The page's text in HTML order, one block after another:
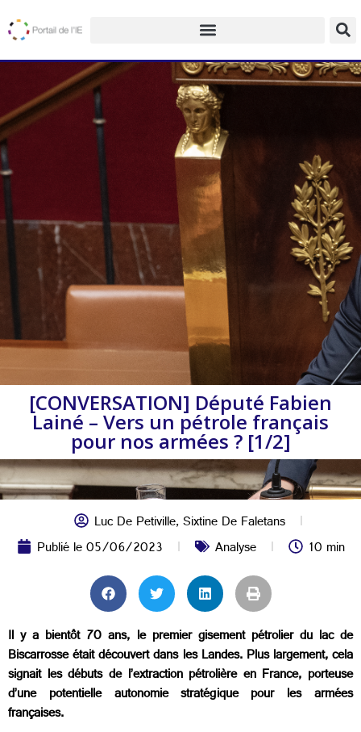
[CONVERSATION] Député Fabien
Lainé – Vers un pétrole français
pour nos armées ? [1/2]
Luc De Petiville,Sixtine De Faletans
Publié le05/06/2023 Analyse 10 min
Il y a bientôt 70 ans, le premier gisement pétrolier du lac de
Biscarrosse était découvert dans les Landes. Plus largement, cela
signait les débuts de l’extraction pétrolière en France, porteuse
d’une potentielle autonomie stratégique pour les armées
françaises.